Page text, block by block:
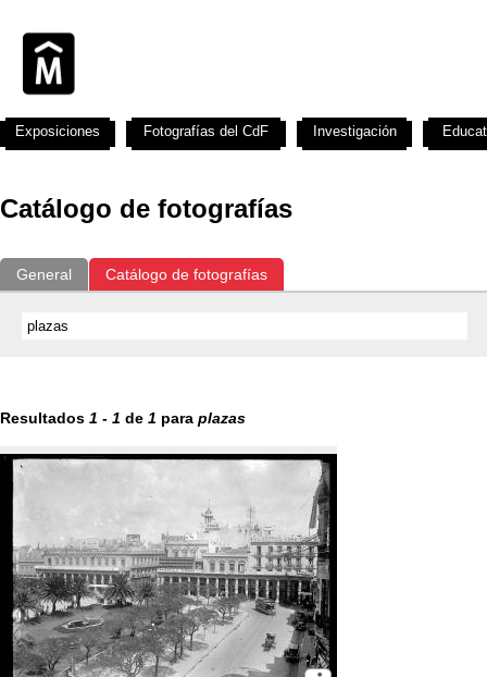
Catálogo de fotografías
General Catálogo de fotografías
Resultados 1 - 1 de 1 para plazas
Exposiciones Fotografías del CdF Investigación